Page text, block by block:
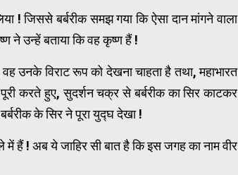
! जिससे बर्बरीक समझ गया कि ऐसा दान मांगने वाला
ने उन्हें बताया कि वह कृष्ण हैं !
उनके विराट रूप को देखना चाहता है तथा, महाभारत
करते हुए, सुदर्शन चक्र से बर्बरीक का सिर काटकर
के सिर ने पूरा युद्घ देखा !
में हैं ! अब ये जाहिर सी बात है कि इस जगह का नाम वीर